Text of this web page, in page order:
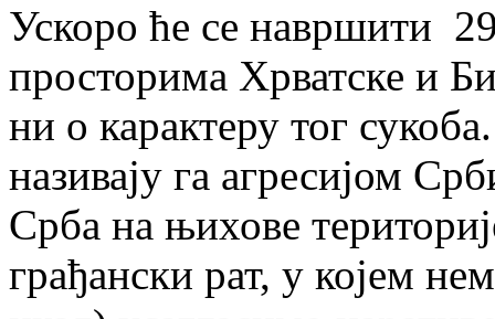
Ускоро ће се навршити
просторима Хрватске и
ни о карактеру тог
називају га агресијом
Срба на њихове
грађански рат, у којем